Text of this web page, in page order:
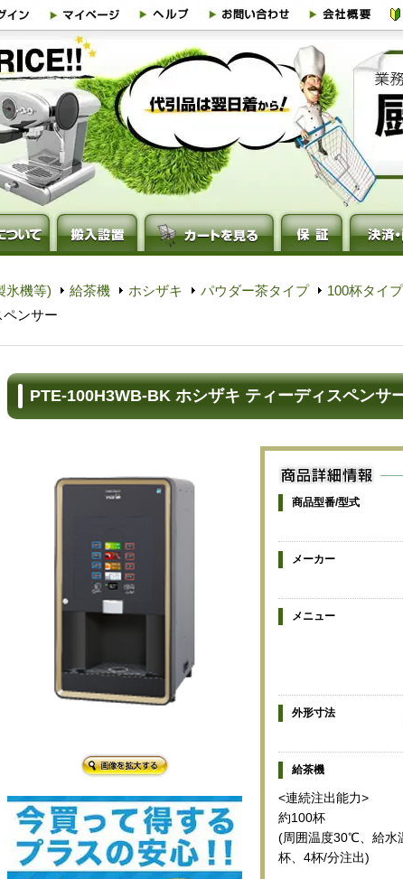
氷機等) 給茶機 ホシザキ パウダー茶タイプ
100杯タイプ
ンサー
PTE-100H3WB-BK ホシザキ ティーディスペンサ
商品型番/型式
メーカー
メニュー
外形寸法
給茶機
<連続注出能力>
約100杯
(周囲温度30℃、給
杯、4杯/分注出)